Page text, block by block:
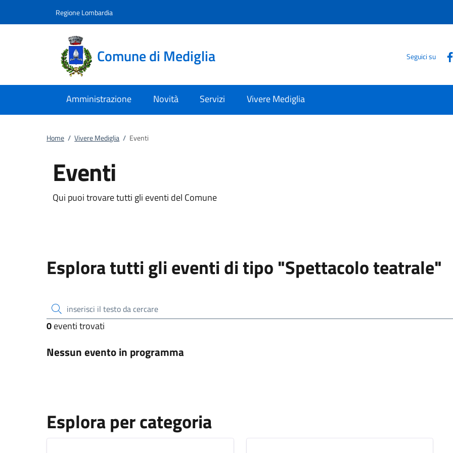
Regione Lombardia
Comune di Mediglia Seguici su
Amministrazione Novità Servizi Vivere Mediglia
Home / Vivere Mediglia / Eventi
Eventi
Qui puoi trovare tutti gli eventi del Comune
Esplora tutti gli eventi di tipo "Spettacolo teatrale"
inserisci il testo da cercare
0eventi trovati
Nessun evento in programma
Esplora per categoria